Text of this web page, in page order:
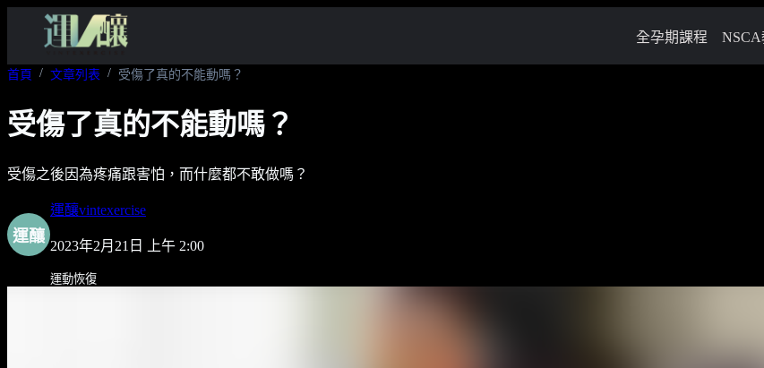
全孕期課程
首頁 文章列表 受傷了真的不能動嗎？
受傷了真的不能動嗎？
受傷之後因為疼痛跟害怕，而什麼都不敢做嗎？
運釀
運釀vintexercise
2023年2月21日 上午 2:00
運動恢復